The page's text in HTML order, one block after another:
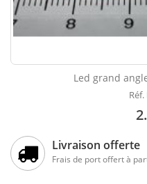
Led grand
Livraison offerte
Frais de port offert à